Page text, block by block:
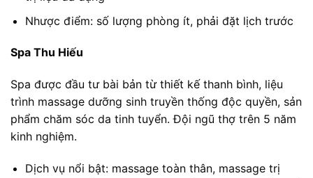
Nhược điểm: số lượng phòng ít, phải đặt lịch trước
Spa Thu Hiếu
Spa được đầu tư bài bản từ thiết kế thanh bình, liệu
trình massage dưỡng sinh truyền thống độc quyền, sản
phẩm chăm sóc da tinh tuyển. Đội ngũ thợ trên 5 năm
kinh nghiệm.
Dịch vụ nổi bật: massage toàn thân, massage trị